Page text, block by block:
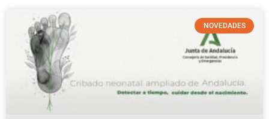
NOVEDADES